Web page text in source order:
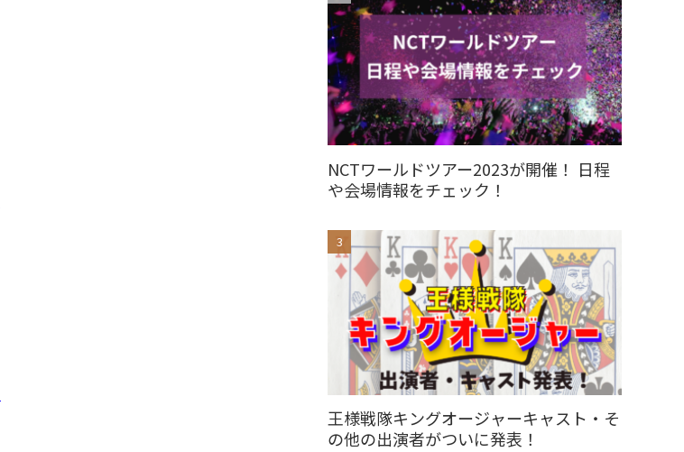
NCTワールドツアー2023が開催！ 日程
や会場情報をチェック！
王様戦隊キングオージャーキャスト・そ
の他の出演者がついに発表！